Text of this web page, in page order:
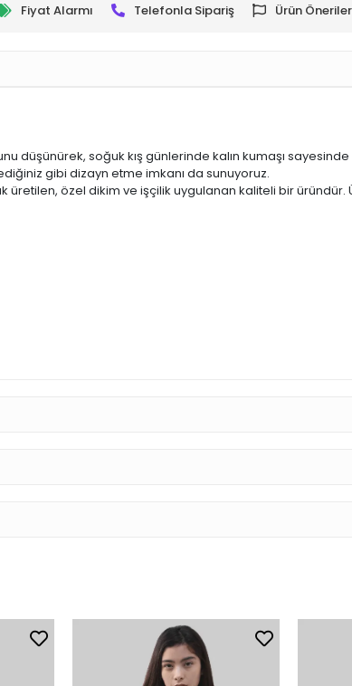
Fiyat Alarmı Telefonla Sipariş Ürün
düşünürek, soğuk kış günlerinde kalın kumaşı sayesinde
gibi dizayn etme imkanı da sunuyoruz.
üretilen, özel dikim ve işçilik uygulanan kaliteli bir üründür.